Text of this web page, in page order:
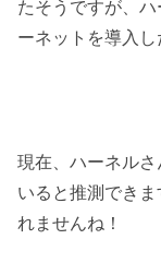
たそうですが、
ーネットを導入し
現在、ハーネル
いると推測でき
れませんね！